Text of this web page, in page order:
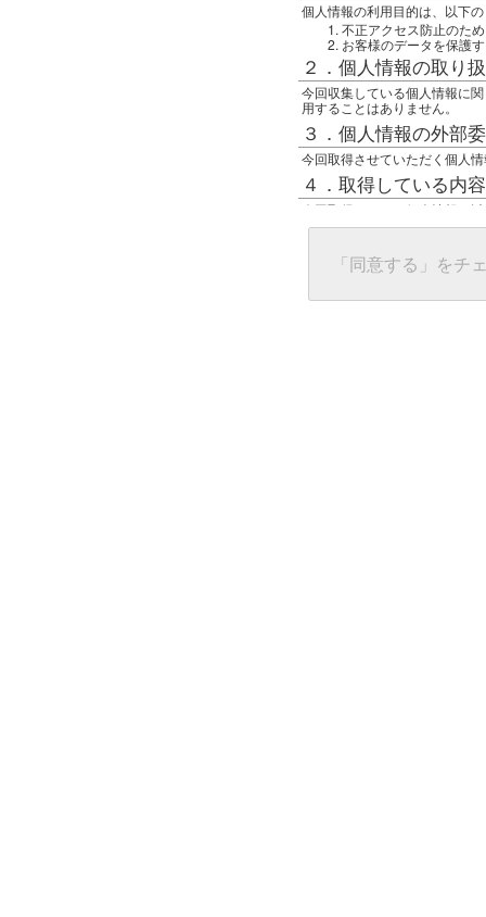
個人情報の利用目的は、以下
不正アクセス防止のため
お客様のデータを保護
２．個人情報の取り
今回収集している個人情報に
用することはありません。
３．個人情報の外部
今回取得させていただく個人
４．取得している内
今回取得している個人情報は
任意の名前
グローバルIPアドレス
接続ホスト情報
５．個人情報に関す
「同意する」をチ